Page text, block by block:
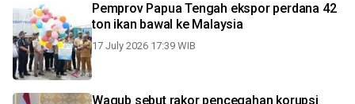
Pemprov Papua Tengah ekspor perdana 42
ton ikan bawal ke Malaysia
17 July 2026 17:39 WIB
Wagub sebut rakor pencegahan korupsi